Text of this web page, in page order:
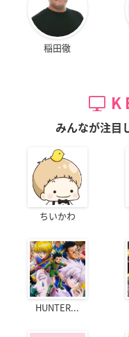
稲田徹
みんなが注目
ちいかわ
HUNTER...